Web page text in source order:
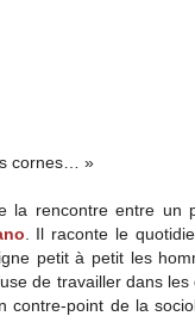
cornes… »
rencontre entre un
. Il raconte le
petit à petit les
de travailler dans
contre-point de la